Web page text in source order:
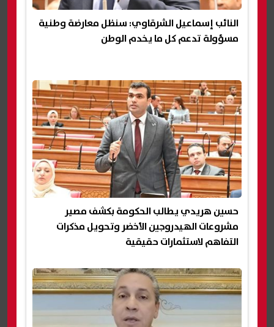
النائب إسماعيل الشرقاوي: سنظل معارضة وطنية
مسؤولة تدعم كل ما يخدم الوطن
حسين هريدي يطالب الحكومة بكشف مصير
مشروعات الهيدروجين الأخضر وتحويل مذكرات
التفاهم لاستثمارات حقيقية